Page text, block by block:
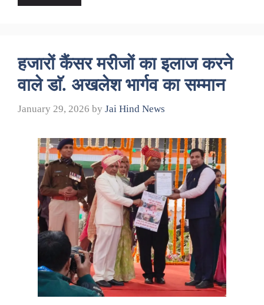
हजारों कैंसर मरीजों का इलाज करने
वाले डाॅ. अखलेश भार्गव का सम्मान
January 29, 2026 by Jai Hind News